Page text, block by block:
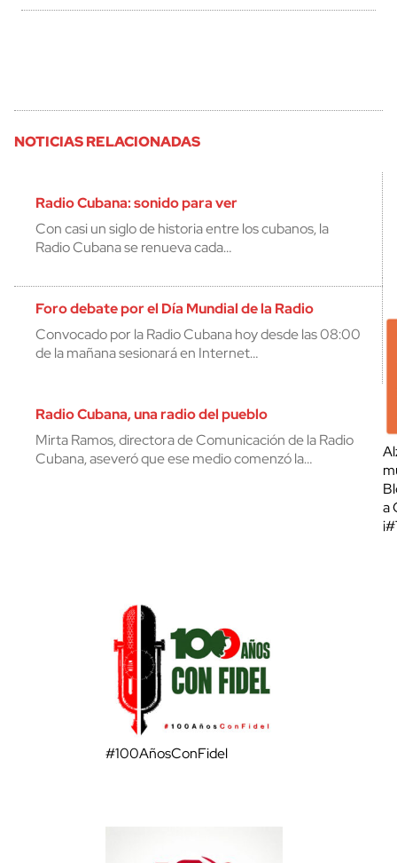
NOTICIAS RELACIONADAS
Radio Cubana: sonido para ver
Con casi un siglo de historia entre los cubanos, la
Radio Cubana se renueva cada…
Foro debate por el Día Mundial de la Radio
Convocado por la Radio Cubana hoy desde las 08:00
de la mañana sesionará en Internet…
Radio Cubana, una radio del pueblo
Mirta Ramos, directora de Comunicación de la Radio
Cubana, aseveró que ese medio comenzó la…
a
#100AñosConFidel